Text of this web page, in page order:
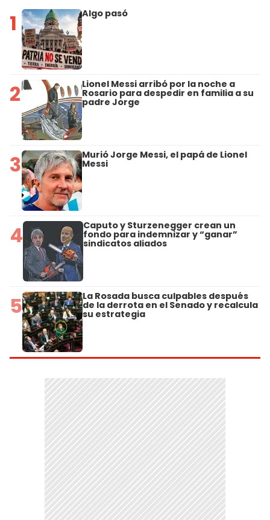
1 Algo pasó
2 Lionel Messi arribó por la noche a
Rosario para despedir en familia a su
padre Jorge
3 Murió Jorge Messi, el papá de Lionel
Messi
4 Caputo y Sturzenegger crean un
fondo para indemnizar y “ganar”
sindicatos aliados
5 La Rosada busca culpables después
de la derrota en el Senado y recalcula
su estrategia